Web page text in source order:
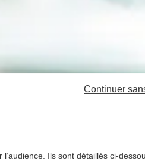
Ils sont détaillés ci-
Continuer